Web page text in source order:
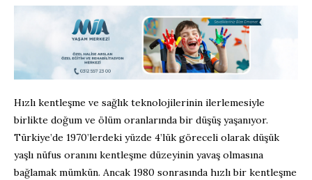
Hızlı kentleşme ve sağlık teknolojilerinin ilerlemesiyle
birlikte doğum ve ölüm oranlarında bir düşüş yaşanıyor.
Türkiye’de 1970’lerdeki yüzde 4’lük göreceli olarak düşük
yaşlı nüfus oranını kentleşme düzeyinin yavaş olmasına
bağlamak mümkün. Ancak 1980 sonrasında hızlı bir kentleşme